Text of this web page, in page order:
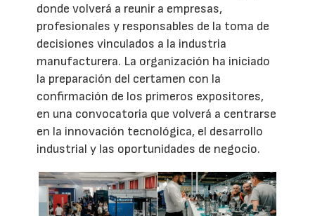
donde volverá a reunir a empresas,
profesionales y responsables de la toma de
decisiones vinculados a la industria
manufacturera. La organización ha iniciado
la preparación del certamen con la
confirmación de los primeros expositores,
en una convocatoria que volverá a centrarse
en la innovación tecnológica, el desarrollo
industrial y las oportunidades de negocio.